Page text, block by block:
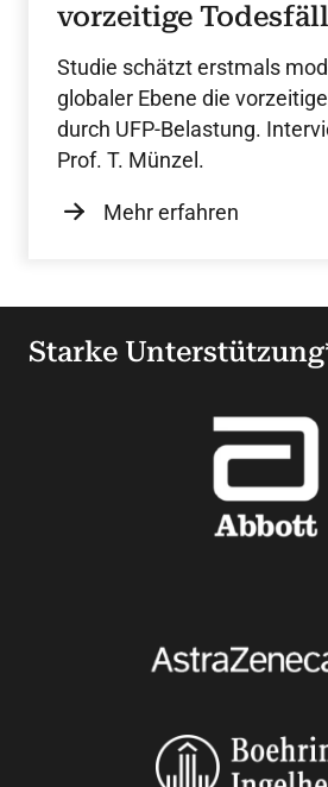
vorzeitige
Studie schätzt erstmals
globaler Ebene die
durch UFP-Belastung.
Prof. T. Münzel.
Mehr erfahren
Starke